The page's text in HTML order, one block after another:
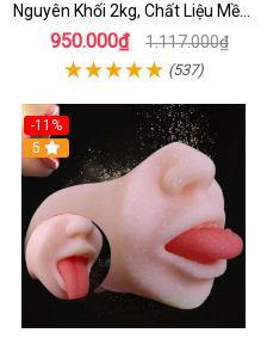
Nguyên Khối 2kg, Chất Liệu Mềm
Như Thật
950.000₫ 1.117.000₫
(537)
-11%
5